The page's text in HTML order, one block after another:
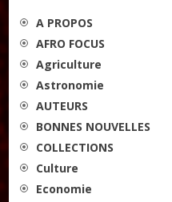
A PROPOS
AFRO FOCUS
Agriculture
Astronomie
AUTEURS
BONNES NOUVELLES
COLLECTIONS
Culture
Economie